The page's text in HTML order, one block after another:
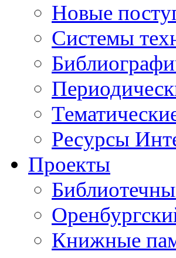
Новые
Cистемы
Ресурсы
Проекты
Книжные